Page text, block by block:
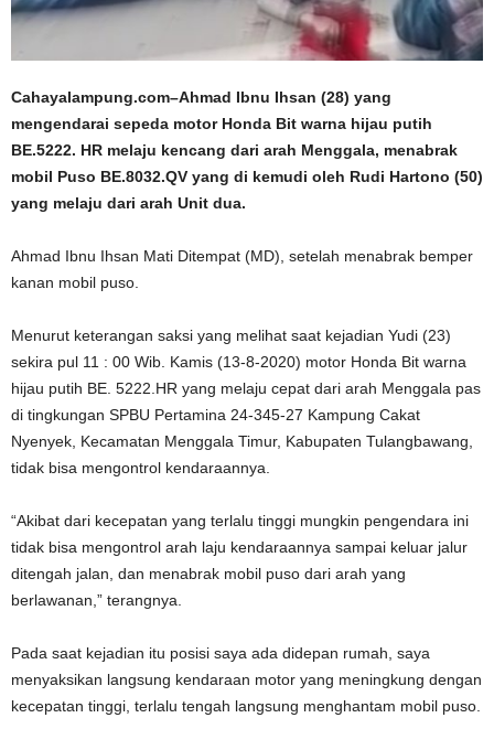
Cahayalampung.com–Ahmad Ibnu Ihsan (28) yang
mengendarai sepeda motor Honda Bit warna hijau putih
BE.5222. HR melaju kencang dari arah Menggala, menabrak
mobil Puso BE.8032.QV yang di kemudi oleh Rudi Hartono (50)
yang melaju dari arah Unit dua.
Ahmad Ibnu Ihsan Mati Ditempat (MD), setelah menabrak bemper
kanan mobil puso.
Menurut keterangan saksi yang melihat saat kejadian Yudi (23)
sekira pul 11 : 00 Wib. Kamis (13-8-2020) motor Honda Bit warna
hijau putih BE. 5222.HR yang melaju cepat dari arah Menggala pas
di tingkungan SPBU Pertamina 24-345-27 Kampung Cakat
Nyenyek, Kecamatan Menggala Timur, Kabupaten Tulangbawang,
tidak bisa mengontrol kendaraannya.
“Akibat dari kecepatan yang terlalu tinggi mungkin pengendara ini
tidak bisa mengontrol arah laju kendaraannya sampai keluar jalur
ditengah jalan, dan menabrak mobil puso dari arah yang
berlawanan,” terangnya.
Pada saat kejadian itu posisi saya ada didepan rumah, saya
menyaksikan langsung kendaraan motor yang meningkung dengan
kecepatan tinggi, terlalu tengah langsung menghantam mobil puso.